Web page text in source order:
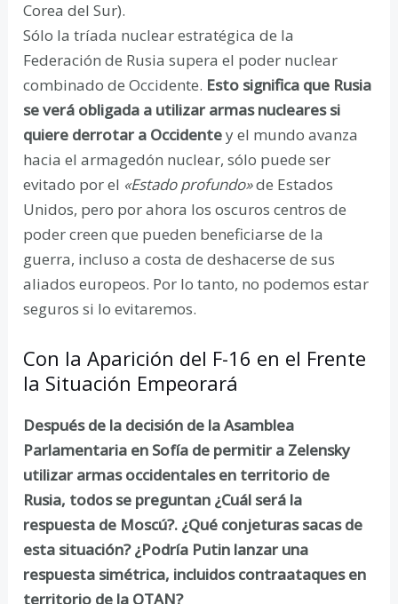
Corea del Sur).
Sólo la tríada nuclear estratégica de la
Federación de Rusia supera el poder nuclear
combinado de Occidente. Esto significa que Rusia
se verá obligada a utilizar armas nucleares si
quiere derrotar a Occidentey el mundo avanza
hacia el armagedón nuclear, sólo puede ser
evitado por el «Estado profundo»de Estados
Unidos, pero por ahora los oscuros centros de
poder creen que pueden beneficiarse de la
guerra, incluso a costa de deshacerse de sus
aliados europeos. Por lo tanto, no podemos estar
seguros si lo evitaremos.
Con la Aparición del F-16 en el Frente
la Situación Empeorará
Después de la decisión de la Asamblea
Parlamentaria en Sofía de permitir a Zelensky
utilizar armas occidentales en territorio de
Rusia, todos se preguntan ¿Cuál será la
respuesta de Moscú?. ¿Qué conjeturas sacas de
esta situación? ¿Podría Putin lanzar una
respuesta simétrica, incluidos contraataques en
territorio de la OTAN?